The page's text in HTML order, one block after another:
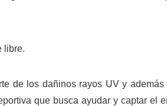
libre.
de los dañinos rayos UV y además
que busca ayudar y captar el